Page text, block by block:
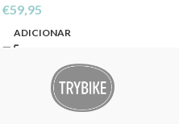
€59,95
ADICIONAR